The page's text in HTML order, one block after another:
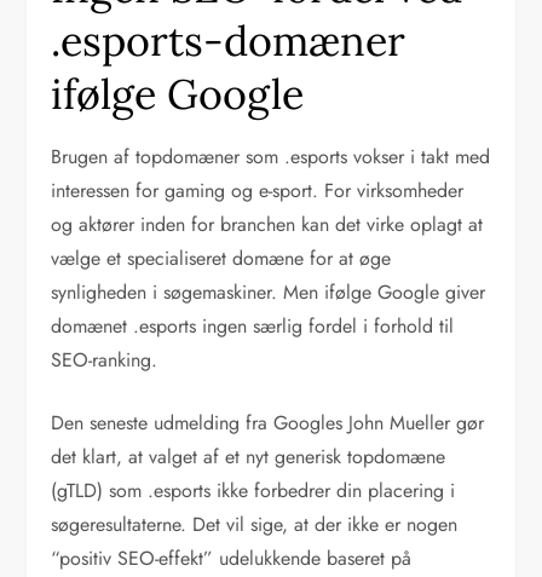
.esports-domæner
ifølge Google
Brugen af topdomæner som .esports vokser i takt med
interessen for gaming og e-sport. For virksomheder
og aktører inden for branchen kan det virke oplagt at
vælge et specialiseret domæne for at øge
synligheden i søgemaskiner. Men ifølge Google giver
domænet .esports ingen særlig fordel i forhold til
SEO-ranking.
Den seneste udmelding fra Googles John Mueller gør
det klart, at valget af et nyt generisk topdomæne
(gTLD) som .esports ikke forbedrer din placering i
søgeresultaterne. Det vil sige, at der ikke er nogen
“positiv SEO-effekt” udelukkende baseret på